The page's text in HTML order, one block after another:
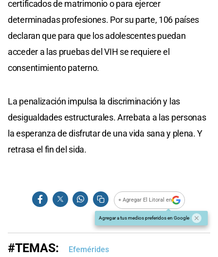
certificados de matrimonio o para ejercer
determinadas profesiones. Por su parte, 106 países
declaran que para que los adolescentes puedan
acceder a las pruebas del VIH se requiere el
consentimiento paterno.
La penalización impulsa la discriminación y las
desigualdades estructurales. Arrebata a las personas
la esperanza de disfrutar de una vida sana y plena. Y
retrasa el fin del sida.
+ Agregar El Litoral en
Agregar a tus medios preferidos en Google
#TEMAS: Efemérides